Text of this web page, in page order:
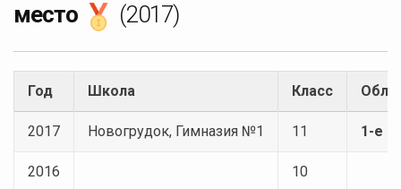
место
(2017)
Год Школа Класс
2017 Новогрудок, Гимназия №1 11 1-е
2016 10